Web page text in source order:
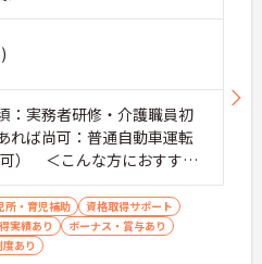
：実務者研修・介護職員初
ば尚可：普通自動車運転
） ＜こんな方におすすめ
バランスを大切にしたいと
居者様それぞれに合わせ
を提供したい方、これまで
ご経験を有効に活用したい
所・育児補助
資格取得サポート
実績あり
ボーナス・賞与あり
あり